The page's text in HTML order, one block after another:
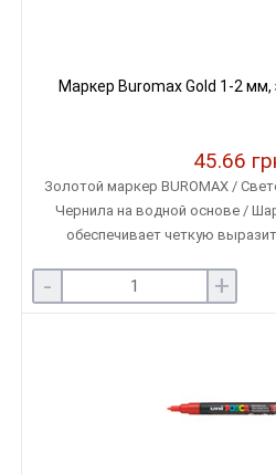
Маркер Buromax Gold 1-2 мм,
45.66
Золотой маркер BUROMAX /
Чернила на водной основе /
обеспечивает четкую
- +